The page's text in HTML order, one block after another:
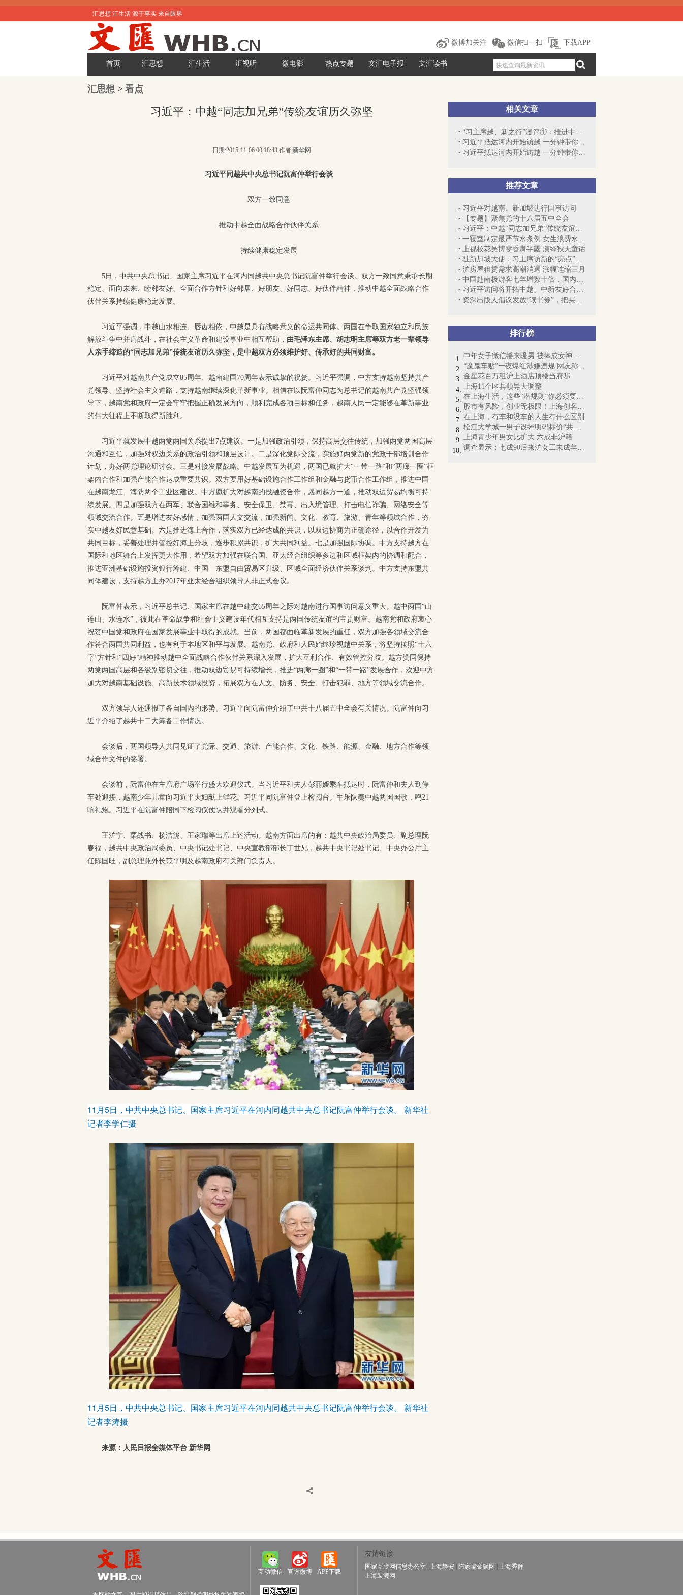
汇思想 汇生活 源于事实 来自眼界
微博加关注 微信扫一扫 下载APP
首页 汇思想 汇生活 汇视听 微电影 热点专题 文汇电子报 文汇读书
汇思想 > 看点
相关文章
“习主席越、新之行”漫评①：推进中越全...
习近平抵达河内开始访越 一分钟带你了解...
习近平抵达河内开始访越 一分钟带你了解...
推荐文章
习近平对越南、新加坡进行国事访问
【专题】聚焦党的十八届五中全会
习近平：中越“同志加兄弟”传统友谊历久...
一寝室制定最严节水条例 女生浪费水写千...
上视校花吴博雯香肩半露 演绎秋天童话
驻新加坡大使：习主席访新的“亮点”和“...
沪房屋租赁需求高潮消退 涨幅连缩三月
中国赴南极游客七年增数十倍，国内旅游机...
习近平访问将开拓中越、中新友好合作新局面
资深出版人倡议发放“读书券”，把买书权...
排行榜
中年女子微信摇来暖男 被捧成女神却丧命
“魔鬼车贴”一夜爆红涉嫌违规 网友称“...
金星花百万租沪上酒店顶楼当府邸
上海11个区县领导大调整
在上海生活，这些“潜规则”你必须要懂！
股市有风险，创业无极限！上海创客梦想起航
在上海，有车和没车的人生有什么区别
松江大学城一男子设摊明码标价“共享女友...
上海青少年男女比扩大 六成非沪籍
调查显示：七成90后来沪女工未成年时尝“...
习近平：中越“同志加兄弟”传统友谊历久弥坚
日期:2015-11-06 00:18:43 作者:新华网
习近平同越共中央总书记阮富仲举行会谈
双方一致同意
推动中越全面战略合作伙伴关系
持续健康稳定发展
5日，中共中央总书记、国家主席习近平在河内同越共中央总书记阮富仲举行会谈。双方一致同意秉承长期
稳定、面向未来、睦邻友好、全面合作方针和好邻居、好朋友、好同志、好伙伴精神，推动中越全面战略合作
伙伴关系持续健康稳定发展。
习近平强调，中越山水相连、唇齿相依，中越是具有战略意义的命运共同体。两国在争取国家独立和民族
解放斗争中并肩战斗，在社会主义革命和建设事业中相互帮助， 由毛泽东主席、胡志明主席等双方老一辈领导
人亲手缔造的“同志加兄弟”传统友谊历久弥坚，是中越双方必须维护好、传承好的共同财富。
习近平对越南共产党成立85周年、越南建国70周年表示诚挚的祝贺。习近平强调，中方支持越南坚持共产
党领导、坚持社会主义道路，支持越南继续深化革新事业。相信在以阮富仲同志为总书记的越南共产党坚强领
导下，越南党和政府一定会牢牢把握正确发展方向，顺利完成各项目标和任务，越南人民一定能够在革新事业
的伟大征程上不断取得新胜利。
习近平就发展中越两党两国关系提出7点建议。一是加强政治引领，保持高层交往传统，加强两党两国高层
沟通和互信，加强对双边关系的政治引领和顶层设计。二是深化党际交流，实施好两党新的党政干部培训合作
计划，办好两党理论研讨会。三是对接发展战略。中越发展互为机遇，两国已就扩大“一带一路”和“两廊一圈”框
架内合作和加强产能合作达成重要共识。双方要用好基础设施合作工作组和金融与货币合作工作组，推进中国
在越南龙江、海防两个工业区建设。中方愿扩大对越南的投融资合作，愿同越方一道，推动双边贸易均衡可持
续发展。四是加强双方在两军、联合国维和事务、安全保卫、禁毒、出入境管理、打击电信诈骗、网络安全等
领域交流合作。五是增进友好感情，加强两国人文交流，加强新闻、文化、教育、旅游、青年等领域合作，夯
实中越友好民意基础。六是推进海上合作，落实双方已经达成的共识，以双边协商为正确途径，以合作开发为
共同目标，妥善处理并管控好海上分歧，逐步积累共识，扩大共同利益。七是加强国际协调。中方支持越方在
国际和地区舞台上发挥更大作用，希望双方加强在联合国、亚太经合组织等多边和区域框架内的协调和配合，
推进亚洲基础设施投资银行筹建、中国—东盟自由贸易区升级、区域全面经济伙伴关系谈判。中方支持东盟共
同体建设，支持越方主办2017年亚太经合组织领导人非正式会议。
阮富仲表示，习近平总书记、国家主席在越中建交65周年之际对越南进行国事访问意义重大。越中两国“山
连山、水连水”，彼此在革命战争和社会主义建设年代相互支持是两国传统友谊的宝贵财富。越南党和政府衷心
祝贺中国党和政府在国家发展事业中取得的成就。当前，两国都面临革新发展的重任，双方加强各领域交流合
作符合两国共同利益，也有利于本地区和平与发展。越南党、政府和人民始终珍视越中关系，将坚持按照“十六
字”方针和“四好”精神推动越中全面战略合作伙伴关系深入发展，扩大互利合作、有效管控分歧。越方赞同保持
两党两国高层和各级别密切交往，推动双边贸易可持续增长，推进“两廊一圈”和“一带一路”发展合作，欢迎中方
加大对越南基础设施、高新技术领域投资，拓展双方在人文、防务、安全、打击犯罪、地方等领域交流合作。
双方领导人还通报了各自国内的形势。习近平向阮富仲介绍了中共十八届五中全会有关情况。阮富仲向习
近平介绍了越共十二大筹备工作情况。
会谈后，两国领导人共同见证了党际、交通、旅游、产能合作、文化、铁路、能源、金融、地方合作等领
域合作文件的签署。
会谈前，阮富仲在主席府广场举行盛大欢迎仪式。当习近平和夫人彭丽媛乘车抵达时，阮富仲和夫人到停
车处迎接，越南少年儿童向习近平夫妇献上鲜花。习近平同阮富仲登上检阅台。军乐队奏中越两国国歌，鸣21
响礼炮。习近平在阮富仲陪同下检阅仪仗队并观看分列式。
王沪宁、栗战书、杨洁篪、王家瑞等出席上述活动。越南方面出席的有：越共中央政治局委员、副总理阮
春福，越共中央政治局委员、中央书记处书记、中央宣教部部长丁世兄，越共中央书记处书记、中央办公厅主
任陈国旺，副总理兼外长范平明及越南政府有关部门负责人。
11月5日，中共中央总书记、国家主席习近平在河内同越共中央总书记阮富仲举行会谈。 新华社
记者李学仁摄
11月5日，中共中央总书记、国家主席习近平在河内同越共中央总书记阮富仲举行会谈。 新华社
记者李涛摄
来源：人民日报全媒体平台 新华网
互动微信 官方微博 APP下载
友情链接
国家互联网信息办公室 上海静安 陆家嘴金融网
上海秀群
上海装潢网